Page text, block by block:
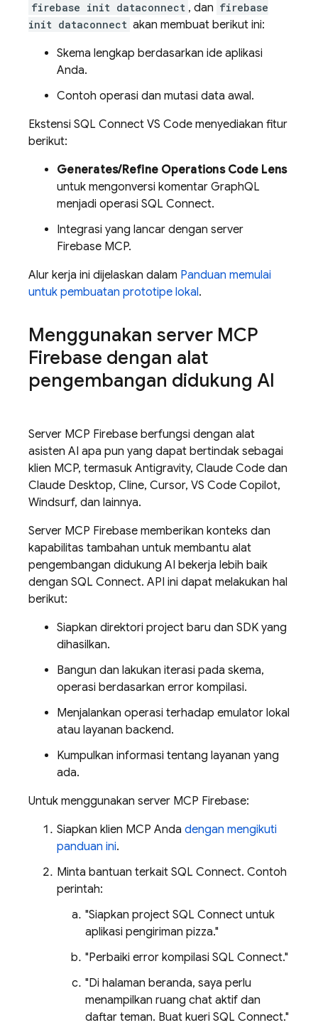
firebase init dataconnect , dan firebase
init dataconnect akan membuat berikut ini:
Skema lengkap berdasarkan ide aplikasi
Anda.
Contoh operasi dan mutasi data awal.
Ekstensi SQL Connect VS Code menyediakan fitur
berikut:
Generates/Refine Operations Code Lens
untuk mengonversi komentar GraphQL
menjadi operasi SQL Connect.
Integrasi yang lancar dengan server
Firebase MCP.
Alur kerja ini dijelaskan dalam Panduan memulai
untuk pembuatan prototipe lokal.
Menggunakan server MCP
Firebase dengan alat
pengembangan didukung AI
Server MCP Firebase berfungsi dengan alat
asisten AI apa pun yang dapat bertindak sebagai
klien MCP, termasuk Antigravity, Claude Code dan
Claude Desktop, Cline, Cursor, VS Code Copilot,
Windsurf, dan lainnya.
Server MCP Firebase memberikan konteks dan
kapabilitas tambahan untuk membantu alat
pengembangan didukung AI bekerja lebih baik
dengan SQL Connect. API ini dapat melakukan hal
berikut:
Siapkan direktori project baru dan SDK yang
dihasilkan.
Bangun dan lakukan iterasi pada skema,
operasi berdasarkan error kompilasi.
Menjalankan operasi terhadap emulator lokal
atau layanan backend.
Kumpulkan informasi tentang layanan yang
ada.
Untuk menggunakan server MCP Firebase:
Siapkan klien MCP Anda dengan mengikuti
panduan ini.
Minta bantuan terkait SQL Connect. Contoh
perintah:
"Siapkan project SQL Connect untuk
aplikasi pengiriman pizza."
"Perbaiki error kompilasi SQL Connect."
"Di halaman beranda, saya perlu
menampilkan ruang chat aktif dan
daftar teman. Buat kueri SQL Connect."